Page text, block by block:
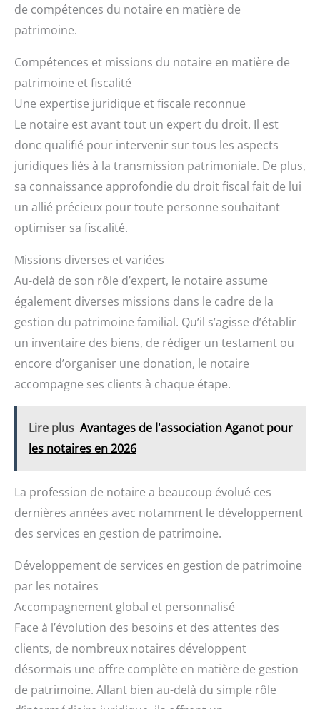
de compétences du notaire en matière de
patrimoine.
Compétences et missions du notaire en matière de
patrimoine et fiscalité
Une expertise juridique et fiscale reconnue
Le notaire est avant tout un expert du droit. Il est
donc qualifié pour intervenir sur tous les aspects
juridiques liés à la transmission patrimoniale. De plus,
sa connaissance approfondie du droit fiscal fait de lui
un allié précieux pour toute personne souhaitant
optimiser sa fiscalité.
Missions diverses et variées
Au-delà de son rôle d’expert, le notaire assume
également diverses missions dans le cadre de la
gestion du patrimoine familial. Qu’il s’agisse d’établir
un inventaire des biens, de rédiger un testament ou
encore d’organiser une donation, le notaire
accompagne ses clients à chaque étape.
Lire plus Avantages de l'association Aganot pour
les notaires en 2026
La profession de notaire a beaucoup évolué ces
dernières années avec notamment le développement
des services en gestion de patrimoine.
Développement de services en gestion de patrimoine
par les notaires
Accompagnement global et personnalisé
Face à l’évolution des besoins et des attentes des
clients, de nombreux notaires développent
désormais une offre complète en matière de gestion
de patrimoine. Allant bien au-delà du simple rôle